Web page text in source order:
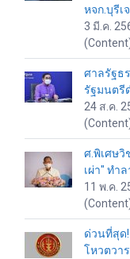
หจก.บุรีเ
3 มี.ค.
ศาลรัฐธ
รัฐมนตรี
24 ส.ค.
ศ.พิเศษ
เผ่า" ทำ
11 พ.ค.
ด่วนที่สุด
โหวตวา